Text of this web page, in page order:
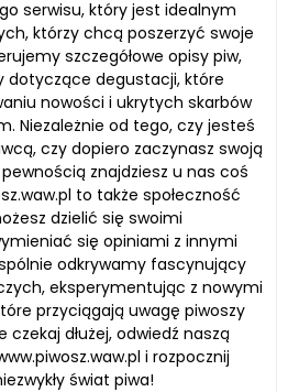
serwisu, który jest idealnym
którzy chcą poszerzyć swoje
szczegółowe opisy piw,
dotyczące degustacji, które
nowości i ukrytych skarbów
Niezależnie od tego, czy jesteś
czy dopiero zaczynasz swoją
znajdziesz u nas coś
to także społeczność
dzielić się swoimi
się opiniami z innymi
odkrywamy fascynujący
eksperymentując z nowymi
przyciągają uwagę piwoszy
czekaj dłużej, odwiedź naszą
i rozpocznij
świat piwa!